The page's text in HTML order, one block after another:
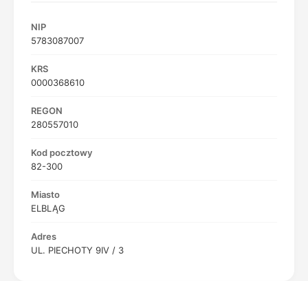
NIP
5783087007
KRS
0000368610
REGON
280557010
Kod pocztowy
82-300
Miasto
ELBLĄG
Adres
UL. PIECHOTY 9IV / 3